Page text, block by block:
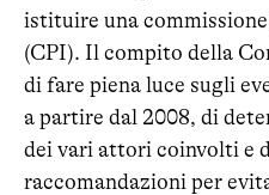
istituire una
(CPI). Il compito della
di fare piena luce sugli
a partire dal 2008, di
dei vari attori coinvolti e
raccomandazioni per